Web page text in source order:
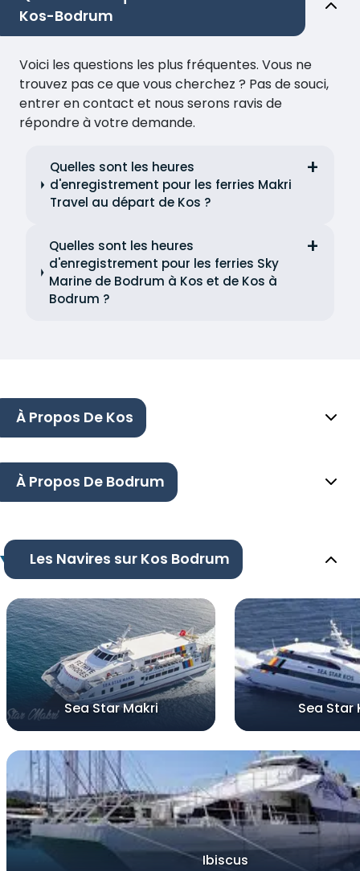
Kos-Bodrum
Voici les questions les plus fréquentes. Vous ne
trouvez pas ce que vous cherchez ? Pas de souci,
entrer en contact et nous serons ravis de
répondre à votre demande.
Quelles sont les heures
d'enregistrement pour les ferries Makri
Travel au départ de Kos ?
Quelles sont les heures
d'enregistrement pour les ferries Sky
Marine de Bodrum à Kos et de Kos à
Bodrum ?
À Propos De Kos
À Propos De Bodrum
Les Navires sur Kos Bodrum
Sea Star Makri Sea Star
Ibiscus